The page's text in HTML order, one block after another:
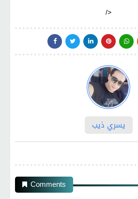
/>
يسري ذيب
Comments